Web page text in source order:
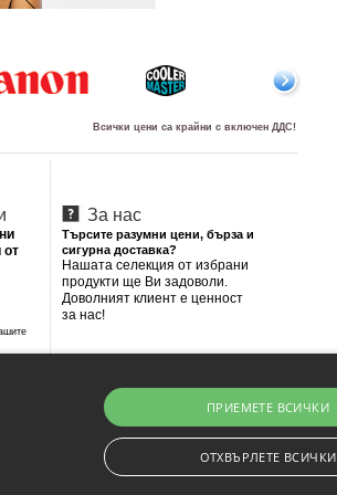
Всички цени са крайни с включен ДДС!
от
За нас
Търсите разумни цени, бърза и
сигурна доставка?
Нашата селекция от избрани
продукти ще Ви задоволи.
Доволният клиент е ценност
за нас!
ПРИЕМЕТЕ ВСИЧКИ
ОТХВЪРЛЕТЕ ВСИЧКИ